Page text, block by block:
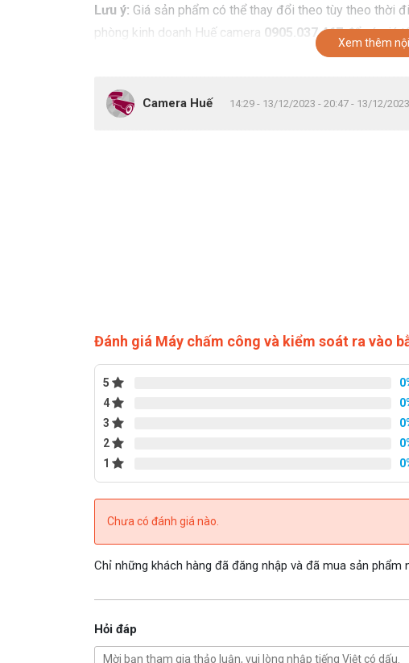
Lưu ý: Giá sản phẩm có thể thay đổi theo tùy theo thời
phòng kinh doanh Huế camera 0905.037.467để có giá
Xem thêm
Camera Huế 14:29 - 13/12/2023 - 20:47 - 13/12/2023
Đánh giá Máy chấm công và kiểm soát ra vào
5
4
3
2
1
Chưa có đánh giá nào.
Chỉ những khách hàng đã đăng nhập và đã mua sản phẩm
Hỏi đáp